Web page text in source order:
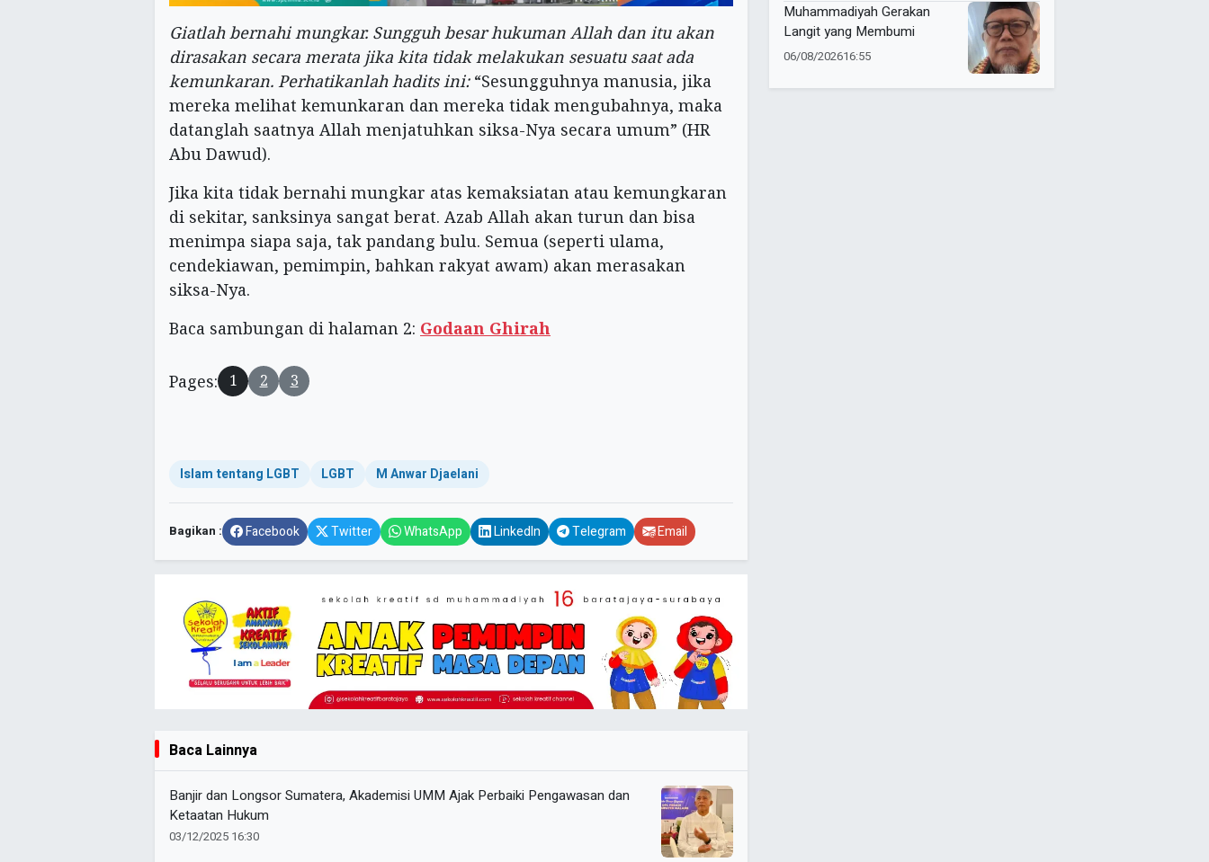
Giatlah bernahi mungkar. Sungguh besar hukuman Allah dan itu akan
dirasakan secara merata jika kita tidak melakukan sesuatu saat ada
kemunkaran. Perhatikanlah hadits ini: “Sesungguhnya manusia, jika
mereka melihat kemunkaran dan mereka tidak mengubahnya, maka
datanglah saatnya Allah menjatuhkan siksa-Nya secara umum” (HR
Abu Dawud).
Jika kita tidak bernahi mungkar atas kemaksiatan atau kemungkaran
di sekitar, sanksinya sangat berat. Azab Allah akan turun dan bisa
menimpa siapa saja, tak pandang bulu. Semua (seperti ulama,
cendekiawan, pemimpin, bahkan rakyat awam) akan merasakan
siksa-Nya.
Baca sambungan di halaman 2: Godaan Ghirah
Pages: 1 2 3
Islam tentang LGBT LGBT M Anwar Djaelani
Bagikan : Facebook Twitter WhatsApp LinkedIn Telegram Email
Baca Lainnya
Banjir dan Longsor Sumatera, Akademisi UMM Ajak Perbaiki Pengawasan dan
Ketaatan Hukum
03/12/2025 16:30
Muhammadiyah Gerakan
Langit yang Membumi
06/08/202616:55